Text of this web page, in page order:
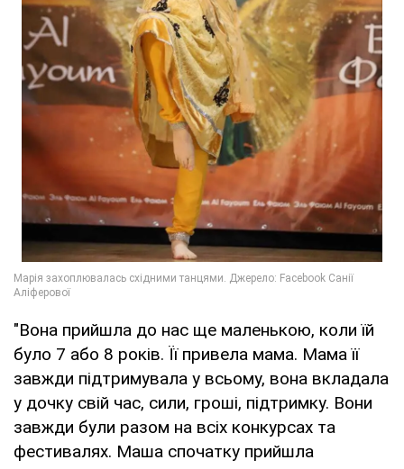
"Вона прийшла до нас ще маленькою, коли їй
було 7 або 8 років. Її привела мама. Мама її
завжди підтримувала у всьому, вона вкладала
у дочку свій час, сили, гроші, підтримку. Вони
завжди були разом на всіх конкурсах та
фестивалях. Маша спочатку прийшла